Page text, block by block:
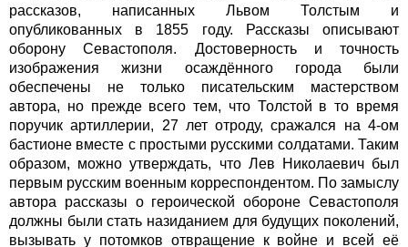
рассказов, написанных Львом Толстым и
опубликованных в 1855 году. Рассказы описывают
оборону Севастополя. Достоверность и точность
изображения жизни осаждённого города были
обеспечены не только писательским мастерством
автора, но прежде всего тем, что Толстой в то время
поручик артиллерии, 27 лет отроду, сражался на 4-ом
бастионе вместе с простыми русскими солдатами. Таким
образом, можно утверждать, что Лев Николаевич был
первым русским военным корреспондентом. По замыслу
автора рассказы о героической обороне Севастополя
должны были стать назиданием для будущих поколений,
вызывать у потомков отвращение к войне и всей её